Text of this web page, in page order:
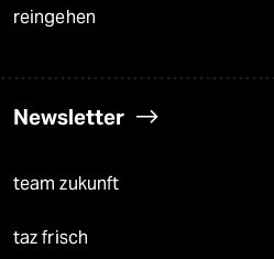
reingehen
Newsletter
team zukunft
taz frisch